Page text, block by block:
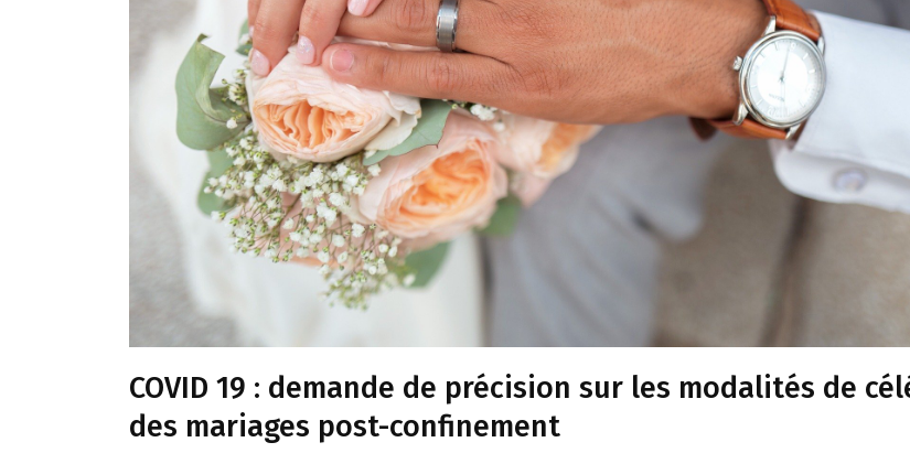
COVID 19 : demande de précision sur les modalités de
des mariages post-confinement